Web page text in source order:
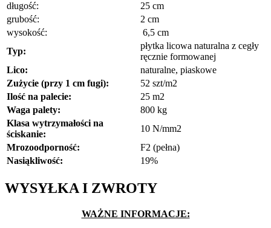
długość:
25 cm
grubość:
2 cm
wysokość:
6,5 cm
Typ:
płytka licowa naturalna z cegły
ręcznie formowanej
Lico:
naturalne, piaskowe
Zużycie (przy 1 cm fugi):
52 szt/m2
Ilość na palecie:
25 m2
Waga palety:
800 kg
Klasa wytrzymałości na
ściskanie:
10 N/mm2
Mrozoodporność:
F2 (pełna)
Nasiąkliwość:
19%
WYSYŁKA I ZWROTY
WAŻNE INFORMACJE: